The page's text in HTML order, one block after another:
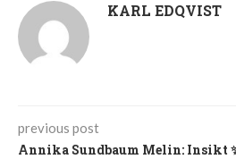
KARL EDQVIST
previous post
Annika Sundbaum Melin: Insikt